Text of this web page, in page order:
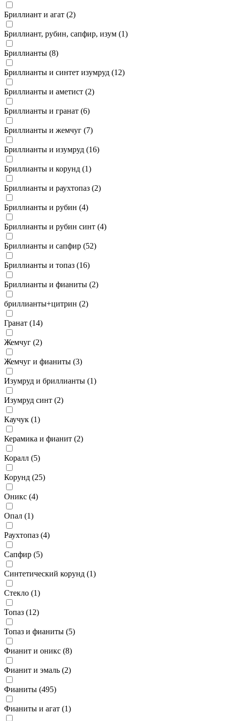
Бриллиант и агат (2)
Бриллиант, рубин, сапфир, изум (1)
Бриллианты (8)
Бриллианты и синтет изумруд (12)
Бриллианты и аметист (2)
Бриллианты и гранат (6)
Бриллианты и жемчуг (7)
Бриллианты и изумруд (16)
Бриллианты и корунд (1)
Бриллианты и раухтопаз (2)
Бриллианты и рубин (4)
Бриллианты и рубин синт (4)
Бриллианты и сапфир (52)
Бриллианты и топаз (16)
Бриллианты и фианиты (2)
бриллианты+цитрин (2)
Гранат (14)
Жемчуг (2)
Жемчуг и фианиты (3)
Изумруд и бриллианты (1)
Изумруд синт (2)
Каучук (1)
Керамика и фианит (2)
Коралл (5)
Корунд (25)
Оникс (4)
Опал (1)
Раухтопаз (4)
Сапфир (5)
Синтетический корунд (1)
Стекло (1)
Топаз (12)
Топаз и фианиты (5)
Фианит и оникс (8)
Фианит и эмаль (2)
Фианиты (495)
Фианиты и агат (1)